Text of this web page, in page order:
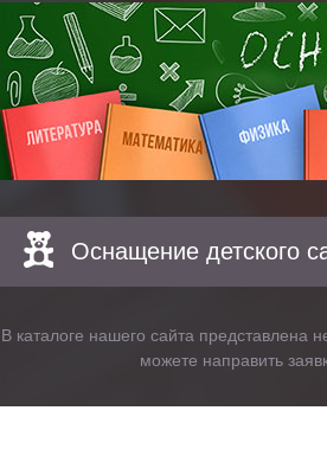
Оснащение детского
В каталоге нашего сайта представлена
можете направить